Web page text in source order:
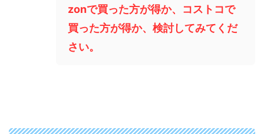
zonで買った方が得か、コストコで
買った方が得か、検討してみてくだ
さい。